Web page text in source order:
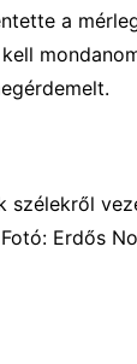
a
szélekről
Erdős